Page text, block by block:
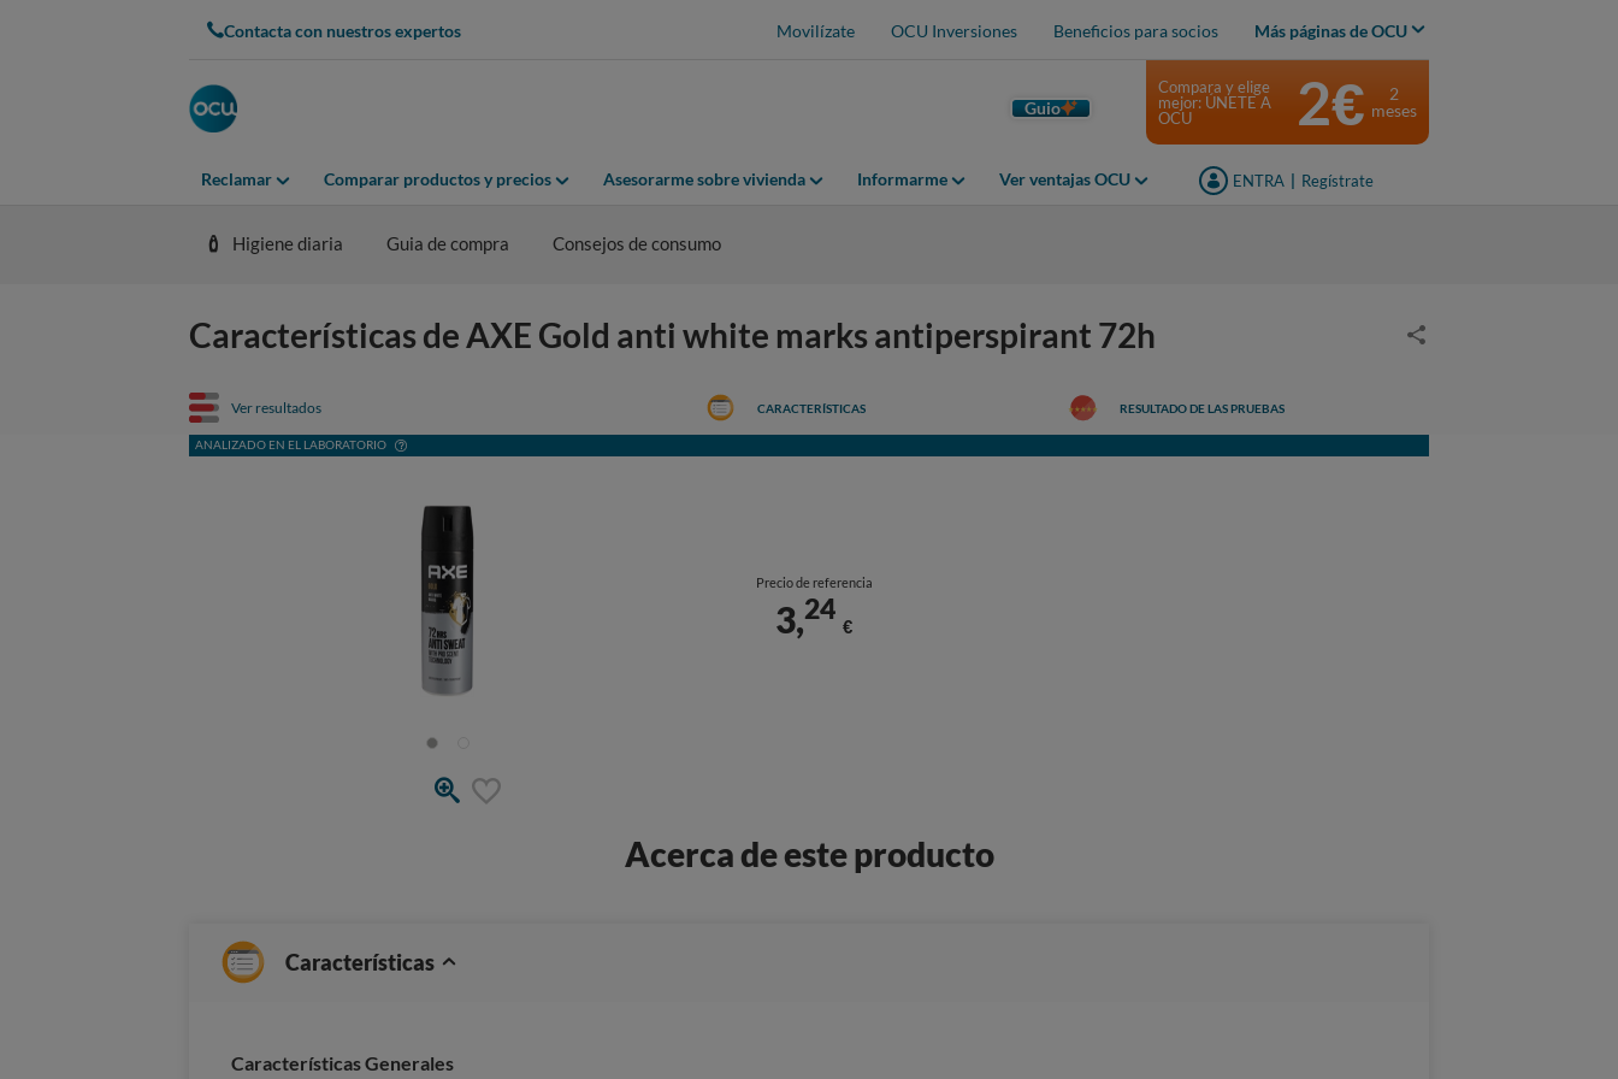
Contacta con nuestros expertos Movilízate OCU Inversiones Beneficios para socios Más páginas de OCU
Guio
Reclamar Comparar productos y precios Asesorarme sobre vivienda Informarme Ver ventajas OCU ENTRA Regístrate
Compara y elige
mejor: ÚNETE A
OCU
2€
2
meses
Higiene diaria Guia de compra Consejos de consumo
Características de AXE Gold anti white marks antiperspirant 72h
Ver resultados
ANALIZADO EN EL LABORATORIO
CARACTERÍSTICAS RESULTADO DE LAS PRUEBAS
Precio de referencia
3,24
€
Acerca de este producto
Características
Caracterí­sticas Generales